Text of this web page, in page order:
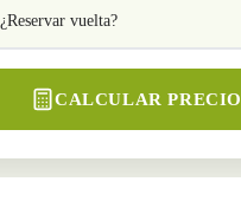
¿Reservar vuelta?
CALCULAR PRECIO